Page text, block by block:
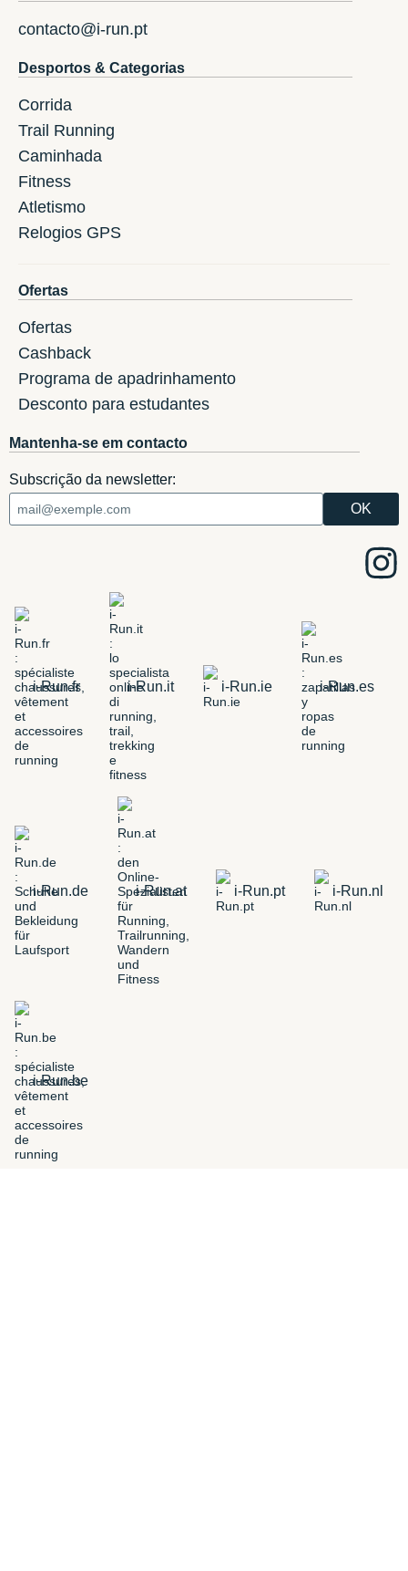
contacto@i-run.pt
Desportos & Categorias
Corrida
Trail Running
Caminhada
Fitness
Atletismo
Relogios GPS
Ofertas
Ofertas
Cashback
Programa de apadrinhamento
Desconto para estudantes
Mantenha-se em contacto
Subscrição da newsletter:
i-Run.fr i-Run.it i-Run.ie i-Run.es
i-Run.de i-Run.at i-Run.pt i-Run.nl
i-Run.be